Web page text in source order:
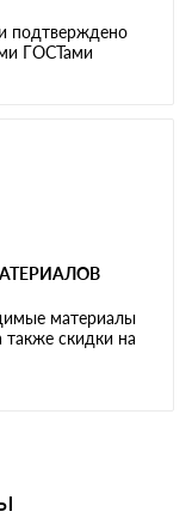
подтверждено
ГОСТами
материалы
скидки на